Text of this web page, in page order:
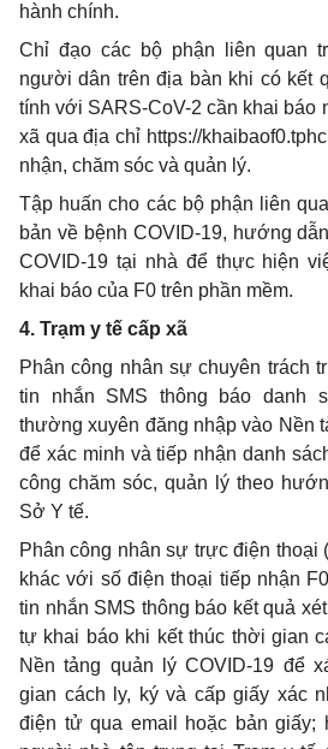
hành chính.
Chỉ đạo các bộ phận liên quan
người dân trên địa bàn khi có kết
tính với SARS-CoV-2 cần khai báo
xã qua địa chỉ https://
nhận, chăm sóc và quản lý.
Tập huấn cho các bộ phận liên
bản về bệnh COVID-19, hướng
COVID-19 tại nhà để thực hiện
khai báo của F0 trên phần mềm.
4. Trạm y tế cấp xã
Phân công nhân sự chuyên trách
tin nhắn SMS thông báo danh
thường xuyên đăng nhập vào Nền
để xác minh và tiếp nhận danh
công chăm sóc, quản lý theo
Sở Y tế.
Phân công nhân sự trực điện thoại
khác với số điện thoại tiếp nhận
tin nhắn SMS thông báo kết quả
tự khai báo khi kết thúc thời gian
Nền tảng quản lý COVID-19 để
gian cách ly, ký và cấp giấy xác
điện tử qua email hoặc bản giấy;